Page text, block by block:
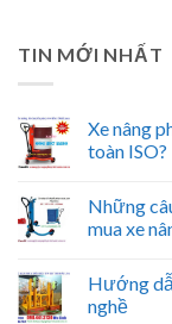
TIN MỚI NHẤT
Xe nâng
toàn ISO?
Những
mua xe
Hướng
nghề